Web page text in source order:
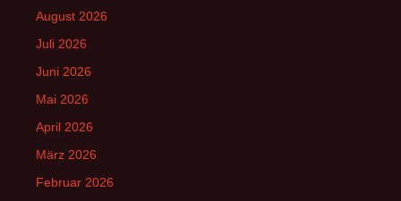
August 2026
Juli 2026
Juni 2026
Mai 2026
April 2026
März 2026
Februar 2026